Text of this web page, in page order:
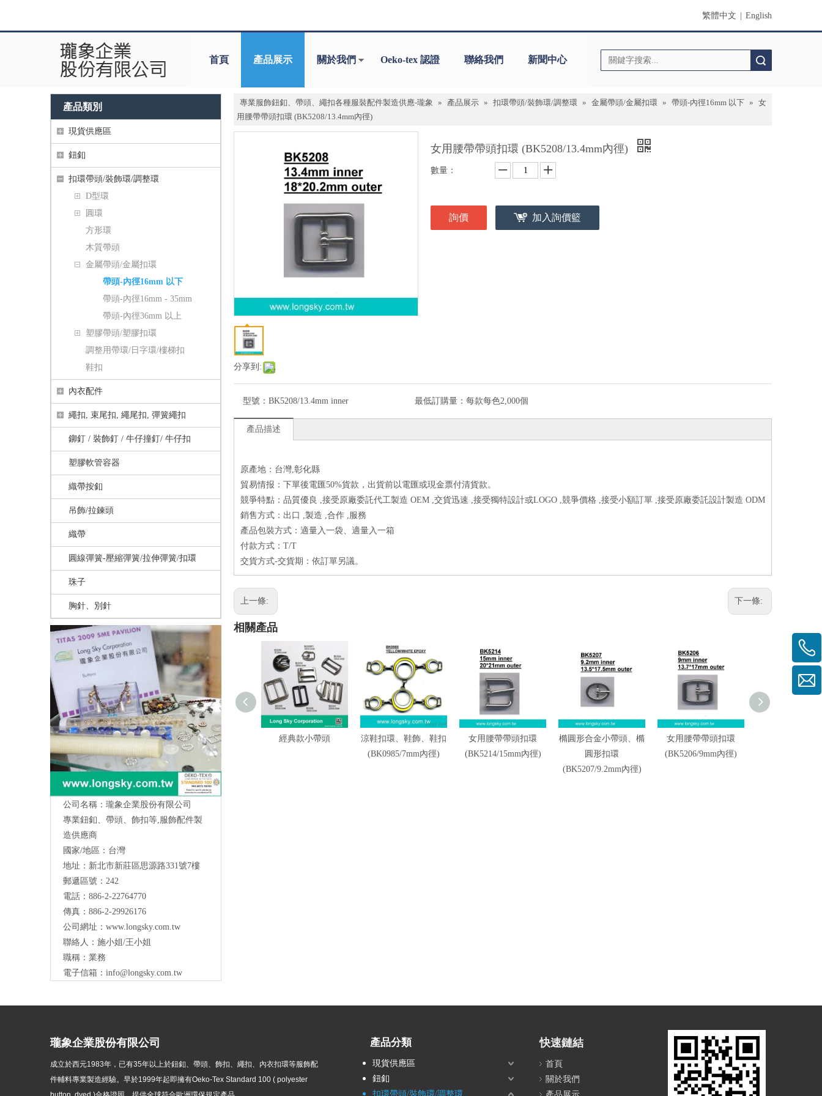
繁體中文 English
首頁 產品展示 關於我們 Oeko-tex 認證 聯絡我們 新聞中心
產品類別
現貨供應區
鈕釦
扣環帶頭/裝飾環/調整環
D型環
圓環
方形環
木質帶頭
金屬帶頭/金屬扣環
帶頭-內徑16mm 以下
帶頭-內徑16mm - 35mm
帶頭-內徑36mm 以上
塑膠帶頭/塑膠扣環
調整用帶環/日字環/樓梯扣
鞋扣
內衣配件
繩扣, 束尾扣, 繩尾扣, 彈簧繩扣
鉚釘 / 裝飾釘 / 牛仔撞釘/ 牛仔扣
塑膠軟管容器
織帶按釦
吊飾/拉鍊頭
織帶
圓線彈簧-壓縮彈簧/拉伸彈簧/扣環
珠子
胸針、別針
Long Sky- 服裝輔料、鈕扣、扣環、繩扣、
服飾配件製造供應
公司名稱：瓏象企業股份有限公司
專業鈕釦、帶頭、飾扣等,服飾配件製
造供應商
國家/地區：台灣
地址：新北市新莊區思源路331號7樓
郵遞區號：242
電話：886-2-22764770
傳真：886-2-29926176
公司網址： www.longsky.com.tw
聯絡人：施小姐/王小姐
職稱：業務
電子信箱： info@longsky.com.tw
專業服飾鈕釦、帶頭、繩扣各種服裝配件製造供應-瓏象 » 產品展示 » 扣環帶頭/裝飾環/調整環 » 金屬帶頭/金屬扣環 » 帶頭-內徑16mm 以下 » 女
用腰帶帶頭扣環 (BK5208/13.4mm內徑)
分享到:
女用腰帶帶頭扣環 (BK5208/13.4mm內徑)
數量：
詢價 加入詢價籃
型號： BK5208/13.4mm inner 最低訂購量： 每款每色2,000個
產品描述
原產地：台灣,彰化縣
貿易情报：下單後電匯50%貨款，出貨前以電匯或現金票付清貨款。
競爭特點：品質優良 ,接受原廠委託代工製造 OEM ,交貨迅速 ,接受獨特設計或LOGO ,競爭價格 ,接受小額訂單 ,接受原廠委託設計製造 ODM
銷售方式：出口 ,製造 ,合作 ,服務
產品包裝方式：適量入一袋、適量入一箱
付款方式：T/T
交貨方式-交貨期：依訂單另議。
上一條: 下一條:
相關產品
經典款小帶頭
涼鞋扣環、鞋飾、鞋扣
(BK0985/7mm內徑)
女用腰帶帶頭扣環
(BK5214/15mm內徑)
橢圓形合金小帶頭、橢
圓形扣環
(BK5207/9.2mm內徑)
女用腰帶帶頭扣環
(BK5206/9mm內徑)
瓏象企業股份有限公司
成立於西元1983年， 已有35年以上於鈕釦、帶頭、飾扣、繩扣、內衣扣環等服飾配
件輔料專業製造經驗。早於1999年起即擁有Oeko-Tex Standard 100 ( polyester
產品分類
現貨供應區
鈕釦
扣環帶頭/裝飾環/調整環
快速鏈結
首頁
關於我們